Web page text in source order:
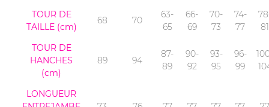
TOUR DE
TAILLE (cm)
68 70
63-
65
66-
69
70-
73
74-
77
81
TOUR DE
HANCHES
(cm)
89 94
87-
89
90-
92
93-
95
96-
99
LONGUEUR